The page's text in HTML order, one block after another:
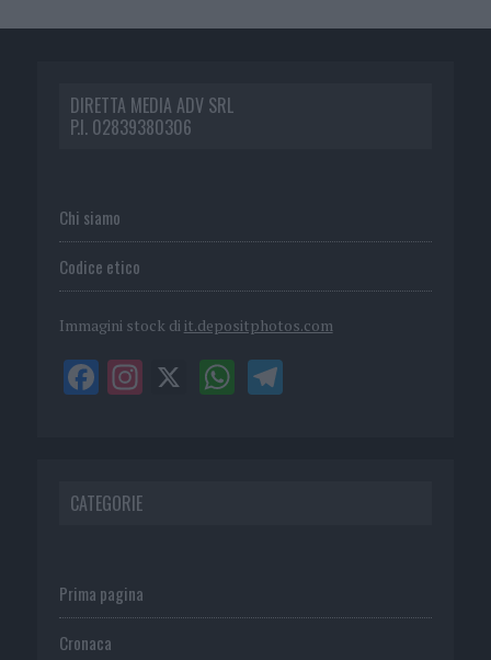
DIRETTA MEDIA ADV SRL
P.I. 02839380306
Chi siamo
Codice etico
Immagini stock di it.depositphotos.com
CATEGORIE
Prima pagina
Cronaca